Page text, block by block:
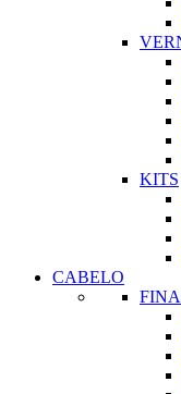
KITS
CABELO